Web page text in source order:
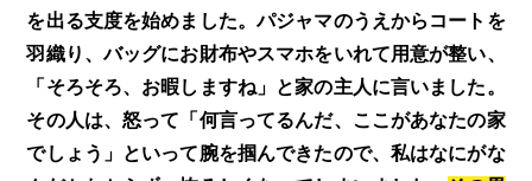
を出る支度を始めました。パジャマのうえからコートを
羽織り、バッグにお財布やスマホをいれて用意が整い、
「そろそろ、お暇しますね」と家の主人に言いました。
その人は、怒って「何言ってるんだ、ここがあなたの家
でしょう」といって腕を掴んできたので、私はなにがな